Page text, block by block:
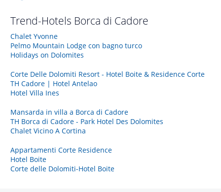
Trend-Hotels Borca di Cadore
Chalet Yvonne
Pelmo Mountain Lodge con bagno turco
Holidays on Dolomites
Corte Delle Dolomiti Resort - Hotel Boite & Residence Corte
TH Cadore | Hotel Antelao
Hotel Villa Ines
Mansarda in villa a Borca di Cadore
TH Borca di Cadore - Park Hotel Des Dolomites
Chalet Vicino A Cortina
Appartamenti Corte Residence
Hotel Boite
Corte delle Dolomiti-Hotel Boite